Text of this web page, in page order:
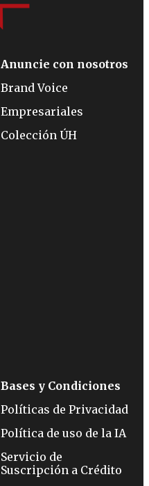
Anuncie con nosotros
Brand Voice
Empresariales
Colección ÚH
Bases y Condiciones
Políticas de Privacidad
Política de uso de la IA
Servicio de
Suscripción a Crédito